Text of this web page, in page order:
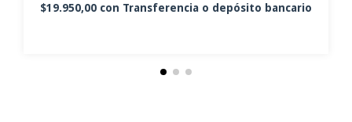
$19.950,00 con Transferencia o depósito bancario